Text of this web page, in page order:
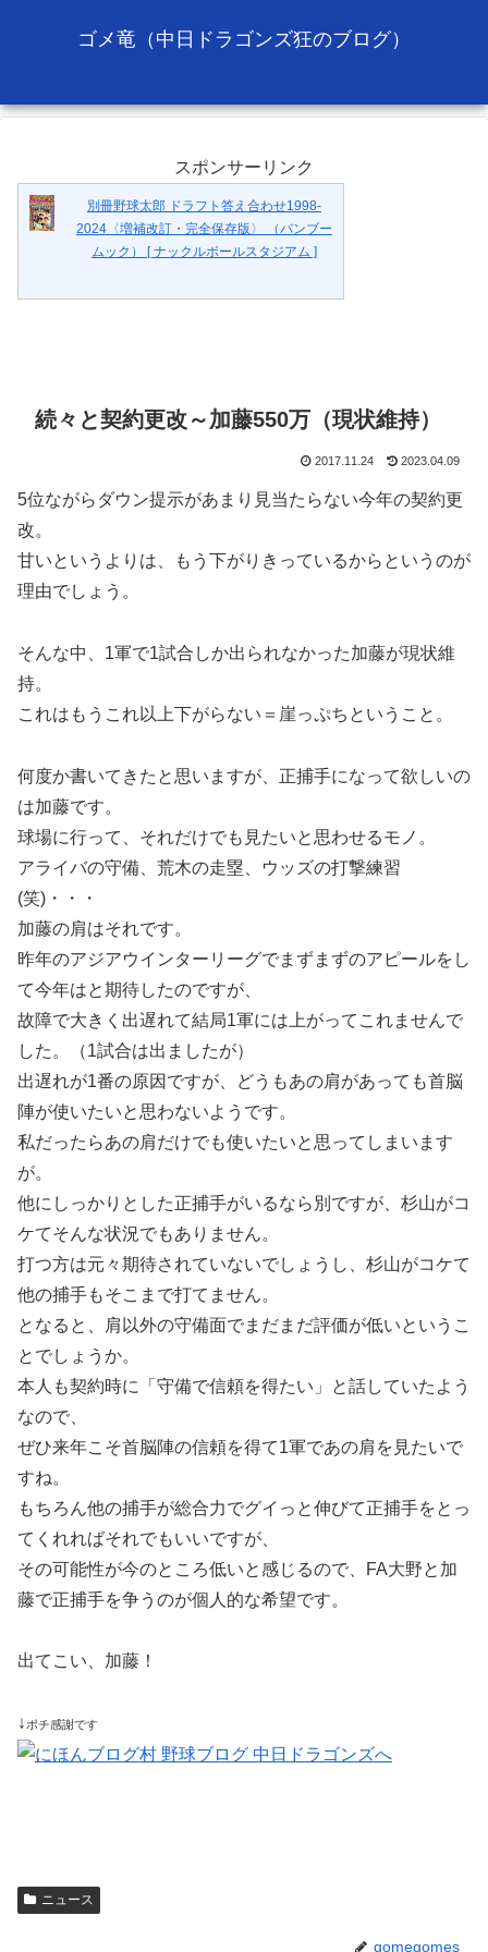
ゴメ竜（中日ドラゴンズ狂のブログ）
スポンサーリンク
別冊野球太郎 ドラフト答え合わせ1998-
2024〈増補改訂・完全保存版〉 （バンブー
ムック） [ ナックルボールスタジアム ]
続々と契約更改～加藤550万（現状維持）
2017.11.24 2023.04.09
5位ながらダウン提示があまり見当たらない今年の契約更
改。
甘いというよりは、もう下がりきっているからというのが
理由でしょう。
そんな中、1軍で1試合しか出られなかった加藤が現状維
持。
これはもうこれ以上下がらない＝崖っぷちということ。
何度か書いてきたと思いますが、正捕手になって欲しいの
は加藤です。
球場に行って、それだけでも見たいと思わせるモノ。
アライバの守備、荒木の走塁、ウッズの打撃練習
(笑)・・・
加藤の肩はそれです。
昨年のアジアウインターリーグでまずまずのアピールをし
て今年はと期待したのですが、
故障で大きく出遅れて結局1軍には上がってこれませんで
した。（1試合は出ましたが）
出遅れが1番の原因ですが、どうもあの肩があっても首脳
陣が使いたいと思わないようです。
私だったらあの肩だけでも使いたいと思ってしまいます
が。
他にしっかりとした正捕手がいるなら別ですが、杉山がコ
ケてそんな状況でもありません。
打つ方は元々期待されていないでしょうし、杉山がコケて
他の捕手もそこまで打てません。
となると、肩以外の守備面でまだまだ評価が低いというこ
とでしょうか。
本人も契約時に「守備で信頼を得たい」と話していたよう
なので、
ぜひ来年こそ首脳陣の信頼を得て1軍であの肩を見たいで
すね。
もちろん他の捕手が総合力でグイっと伸びて正捕手をとっ
てくれればそれでもいいですが、
その可能性が今のところ低いと感じるので、FA大野と加
藤で正捕手を争うのが個人的な希望です。
出てこい、加藤！
↓ ポチ感謝です
ニュース
gomegomes